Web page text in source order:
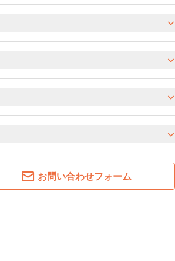
お問い合わせフォーム